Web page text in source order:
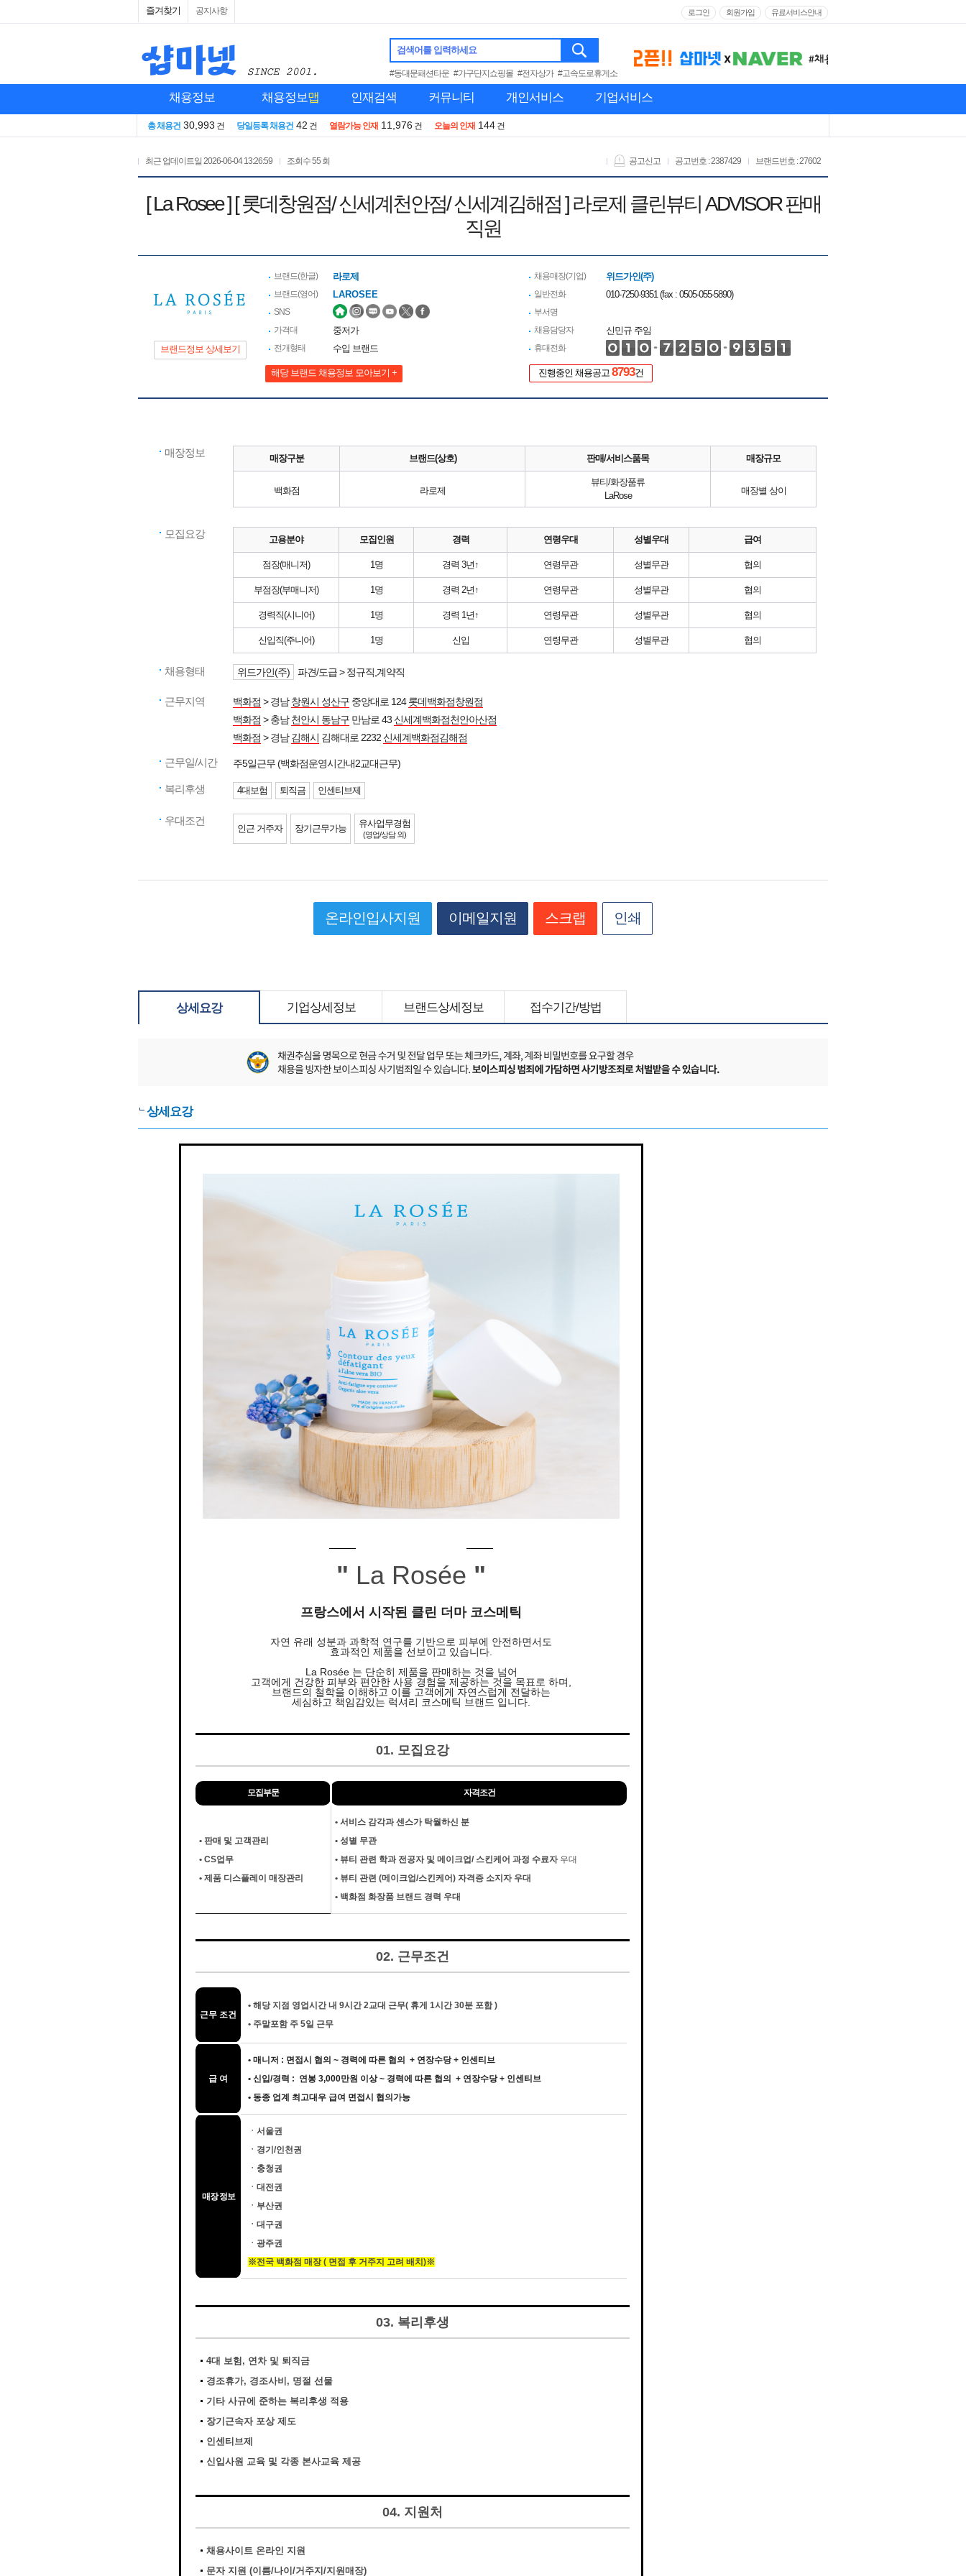
즐겨찾기 공지사항 로그인 회원가입 유료서비스안내
검색어를 입력하세요
#동대문패션타운 #가구단지쇼핑몰 #전자상가 #고속도로휴게소
채용정보 채용정보맵 인재검색 커뮤니티 개인서비스 기업서비스
총 채용건 30,993 건 당일등록 채용건 42 건 열람가능 인재 11,976 건 오늘의 인재 144 건
최근 업데이트일 2026-06-04 13:26:59 조회수55 회 브랜드번호 : 27602
공고번호 : 2387429
공고신고
[ La Rosee ] [ 롯데창원점/ 신세계천안점/ 신세계김해점 ] 라로제 클린뷰티 ADVISOR 판매
직원
브랜드정보 상세보기
브랜드(한글) 라로제
브랜드(영어) LAROSEE
SNS
가격대
중저가
전개형태 수입 브랜드
해당 브랜드 채용정보 모아보기 +
채용매장(기업) 위드가인(주)
일반전화 010-7250-9351 (fax : 0505-055-5890)
부서명
채용담당자
신민규 주임
휴대전화
진행중인 채용공고 8793건
매장정보 매장구분 브랜드(상호) 판매/서비스품목 매장규모
백화점 라로제
뷰티/화장품류
LaRose
매장별 상이
모집요강 고용분야 모집인원 경력 연령우대 성별우대 급여
점장(매니저) 1명 경력 3년↑ 연령무관 성별무관 협의
부점장(부매니저) 1명 경력 2년↑ 연령무관 성별무관 협의
경력직(시니어) 1명 경력 1년↑ 연령무관 성별무관 협의
신입직(주니어) 1명 신입 연령무관 성별무관 협의
채용형태 위드가인(주) 파견/도급 > 정규직,계약직
근무지역 백화점 > 경남창원시 성산구 중앙대로 124롯데백화점창원점
백화점 > 충남천안시 동남구 만남로 43 신세계백화점천안아산점
백화점 > 경남김해시 김해대로 2232 신세계백화점김해점
근무일/시간 주5일근무 (백화점운영시간내2교대근무)
복리후생 4대보험 퇴직금 인센티브제
우대조건
인근 거주자 장기근무가능 유사업무경험
(영업/상담 외)
온라인입사지원 이메일지원 스크랩 인쇄
상세요강 기업상세정보 브랜드상세정보 접수기간/방법
상세요강
" La Rosée "
프랑스에서 시작된 클린 더마 코스메틱
자연 유래 성분과 과학적 연구를 기반으로 피부에 안전하면서도
효과적인 제품을 선보이고 있습니다.
La Rosée 는 단순히 제품을 판매하는 것을 넘어
고객에게 건강한 피부와 편안한 사용 경험을 제공하는 것을 목표로 하며,
브랜드의 철학을 이해하고 이를 고객에게 자연스럽게 전달하는
세심하고 책임감있는 럭셔리 코스메틱 브랜드 입니다.
01. 모집요강
모집부문 자격조건
• 판매 및 고객관리
• CS업무
• 제품 디스플레이 매장관리
• 서비스 감각과 센스가 탁월하신 분
• 성별 무관
• 뷰티 관련 학과 전공자 및 메이크업/ 스킨케어 과정 수료자 우대
• 뷰티 관련 (메이크업/스킨케어) 자격증 소지자 우대
• 백화점 화장품 브랜드 경력 우대
02. 근무조건
근무 조건
• 해당 지점 영업시간 내 9시간 2교대 근무( 휴게 1시간 30분 포함 )
• 주말포함 주 5일 근무
급 여
• 매니저 : 면접시 협의 ~ 경력에 따른 협의 + 연장수당 + 인센티브
• 신입/경력 : 연봉 3,000만원 이상 ~ 경력에 따른 협의 + 연장수당 + 인센티브
• 동종 업계 최고대우 급여 면접시 협의가능
매장 정보
ㆍ서울권
ㆍ경기/인천권
ㆍ충청권
ㆍ대전권
ㆍ부산권
ㆍ대구권
ㆍ광주권
※전국 백화점 매장 ( 면접 후 거주지 고려 배치)※
03. 복리후생
4대 보험, 연차 및 퇴직금
경조휴가, 경조사비, 명절 선물
기타 사규에 준하는 복리후생 적용
장기근속자 포상 제도
인센티브제
신입사원 교육 및 각종 본사교육 제공
04. 지원처
채용사이트 온라인 지원
문자 지원 (이름/나이/거주지/지원매장)